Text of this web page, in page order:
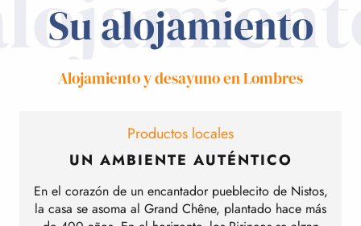
Su alojamiento
Alojamiento y desayuno en Lombres
Productos locales
UN AMBIENTE AUTÉNTICO
En el corazón de un encantador pueblecito de Nistos,
la casa se asoma al Grand Chêne, plantado hace más